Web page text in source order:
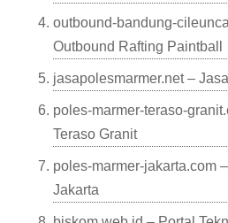
outbound-bandung-
Outbound Rafting Paintball
jasapolesmarmer.net –
poles-marmer-teraso-
Teraso Granit
poles-marmer-jakarta.com
Jakarta